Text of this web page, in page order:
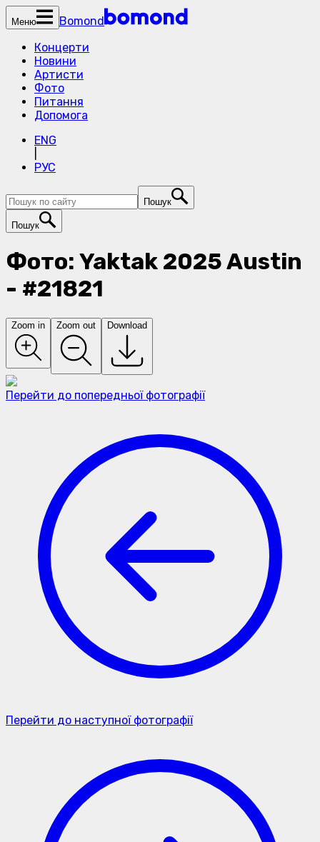
Меню
Bomond
Концерти
Новини
Артисти
Фото
Питання
Допомога
ENG
РУС
Пошук
Пошук
Фото: Yaktak 2025 Austin
- #21821
Zoom in Zoom out Download
Перейти до попередньої фотографії
Перейти до наступної фотографії